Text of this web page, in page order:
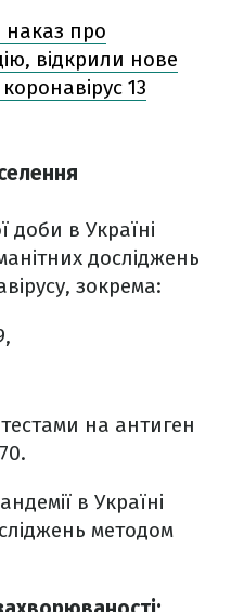
про
відкрили нове
13
в Україні
досліджень
зокрема:
на антиген
в Україні
методом